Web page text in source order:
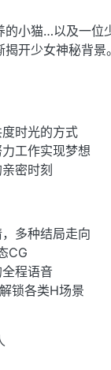
的小猫…以及一
开少女神秘背
时光的方式
工作实现梦想
密时刻
多种结局走向
CG
程语音
锁各类H场景